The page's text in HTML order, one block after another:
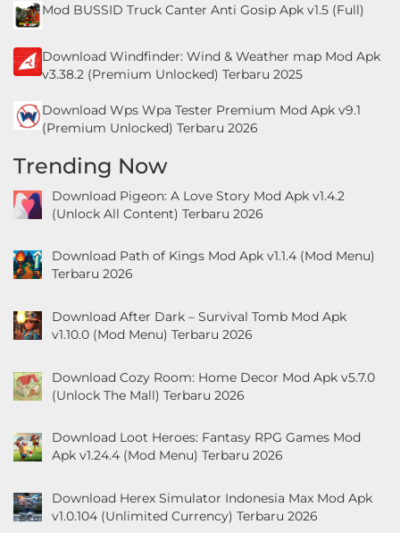
Mod BUSSID Truck Canter Anti Gosip Apk v1.5 (Full)
Download Windfinder: Wind & Weather map Mod Apk
v3.38.2 (Premium Unlocked) Terbaru 2025
Download Wps Wpa Tester Premium Mod Apk v9.1
(Premium Unlocked) Terbaru 2026
Trending Now
Download Pigeon: A Love Story Mod Apk v1.4.2
(Unlock All Content) Terbaru 2026
Download Path of Kings Mod Apk v1.1.4 (Mod Menu)
Terbaru 2026
Download After Dark – Survival Tomb Mod Apk
v1.10.0 (Mod Menu) Terbaru 2026
Download Cozy Room: Home Decor Mod Apk v5.7.0
(Unlock The Mall) Terbaru 2026
Download Loot Heroes: Fantasy RPG Games Mod
Apk v1.24.4 (Mod Menu) Terbaru 2026
Download Herex Simulator Indonesia Max Mod Apk
v1.0.104 (Unlimited Currency) Terbaru 2026